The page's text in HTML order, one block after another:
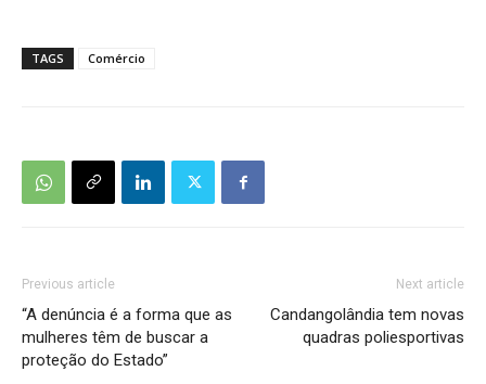
TAGS Comércio
Previous article
“A denúncia é a forma que as
mulheres têm de buscar a
proteção do Estado”
Next article
Candangolândia tem novas
quadras poliesportivas